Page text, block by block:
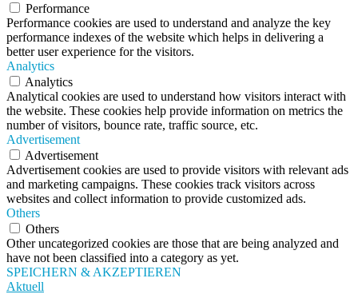
Performance
Performance cookies are used to understand and analyze the key
performance indexes of the website which helps in delivering a
better user experience for the visitors.
Analytics
Analytics
Analytical cookies are used to understand how visitors interact with
the website. These cookies help provide information on metrics the
number of visitors, bounce rate, traffic source, etc.
Advertisement
Advertisement
Advertisement cookies are used to provide visitors with relevant ads
and marketing campaigns. These cookies track visitors across
websites and collect information to provide customized ads.
Others
Others
Other uncategorized cookies are those that are being analyzed and
have not been classified into a category as yet.
SPEICHERN & AKZEPTIEREN
Aktuell